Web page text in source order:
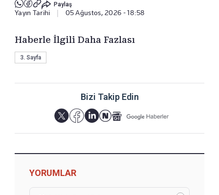
Paylaş
Yayın Tarihi 05 Ağustos, 2026 - 18:58
Haberle İlgili Daha Fazlası
3. Sayfa
Bizi Takip Edin
YORUMLAR